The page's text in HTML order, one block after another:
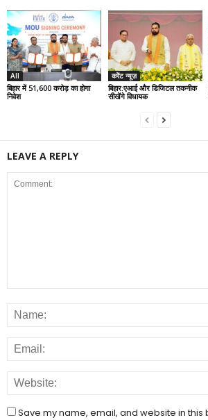
All
बिहार में 51,600 करोड़ का होगा
निवेश
करेंट न्यूज़
बिहार:एआई और डिजिटल तकनीक
सीखेंगे विधायक
LEAVE A REPLY
Save my name, email, and website in this